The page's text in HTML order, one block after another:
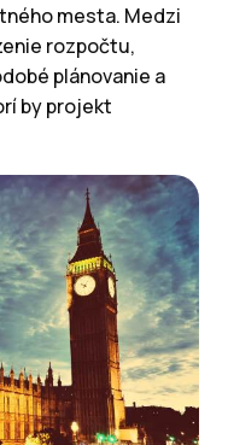
mesta. Medzi
rozpočtu,
plánovanie a
by projekt